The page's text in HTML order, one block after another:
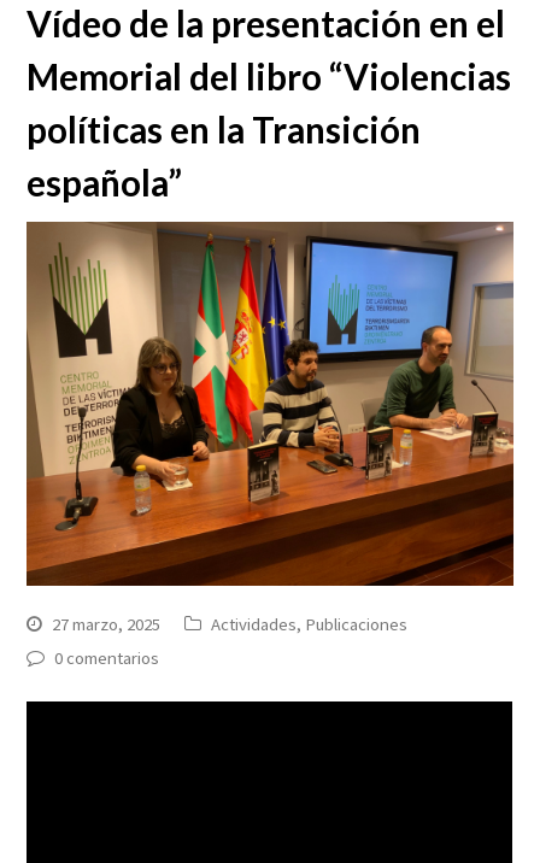
Vídeo de la presentación en el
Memorial del libro “Violencias
políticas en la Transición
española”
27 marzo, 2025 Actividades, Publicaciones
0 comentarios